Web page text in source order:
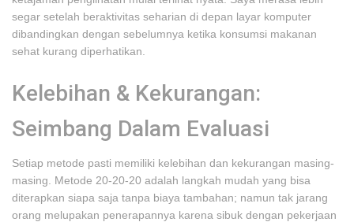
segar setelah beraktivitas seharian di depan layar komputer
dibandingkan dengan sebelumnya ketika konsumsi makanan
sehat kurang diperhatikan.
Kelebihan & Kekurangan:
Seimbang Dalam Evaluasi
Setiap metode pasti memiliki kelebihan dan kekurangan masing-
masing. Metode 20-20-20 adalah langkah mudah yang bisa
diterapkan siapa saja tanpa biaya tambahan; namun tak jarang
orang melupakan penerapannya karena sibuk dengan pekerjaan